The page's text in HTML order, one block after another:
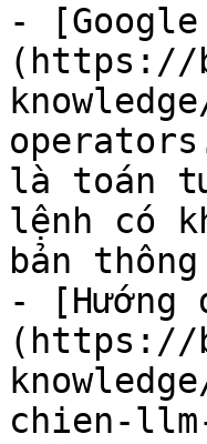
-
(https://
là toán
lệnh có
bản
- [Hướng
(https://
chien-